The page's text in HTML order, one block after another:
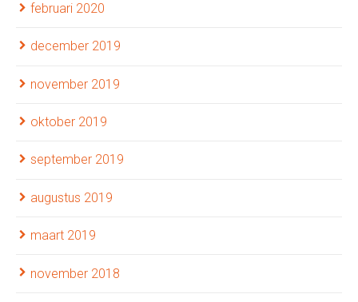
februari 2020
december 2019
november 2019
oktober 2019
september 2019
augustus 2019
maart 2019
november 2018